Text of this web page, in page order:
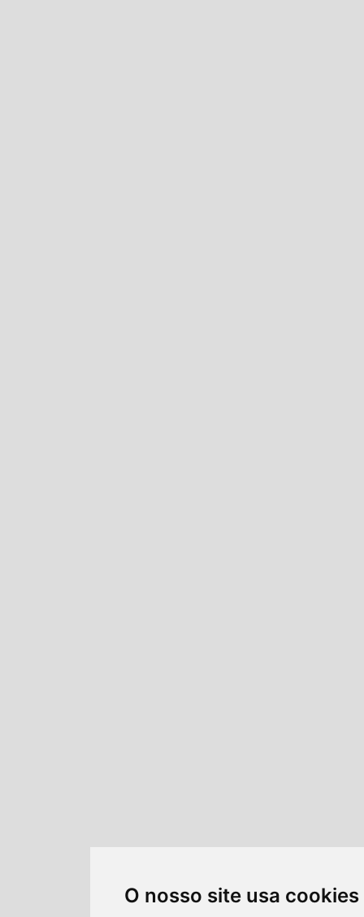
O nosso site usa cookies